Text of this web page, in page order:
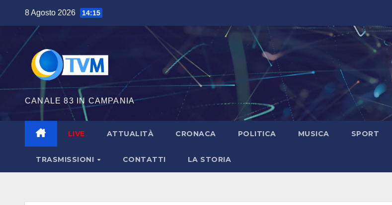
contenuto
8 Agosto 2026 14:15
CANALE 83 IN CAMPANIA
LIVE ATTUALITÀ CRONACA POLITICA MUSICA SPORT
TRASMISSIONI CONTATTI LA STORIA